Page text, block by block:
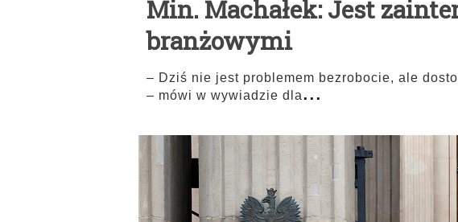
Min. Machałek: Jest
branżowymi
– Dziś nie jest problemem bezrobocie, ale
– mówi w wywiadzie dla ...